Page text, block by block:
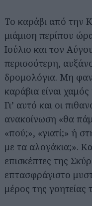
Το καράβι από την
μιάμιση περίπου
Ιούλιο και τον
περισσότερη,
δρομολόγια. Μη
καράβια είναι
Γι’ αυτό και οι
ανακοίνωση «θα
«πού;», «γιατί;» ή
με τα αλογάκια;».
επισκέπτες της
επτασφράγιστο
μέρος της γοητείας